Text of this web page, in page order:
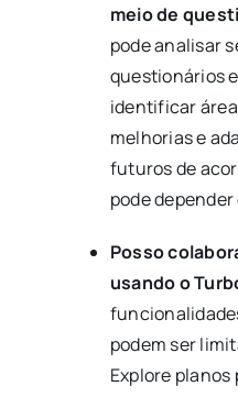
meio de
pode analisar
questionários
identificar
melhorias e
futuros de
pode depender
Posso
usando o
podem ser
Explore planos